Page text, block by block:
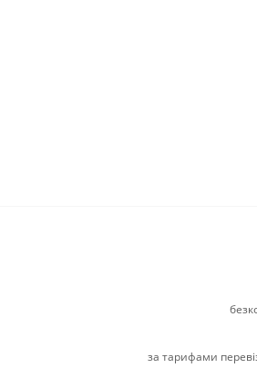
за тарифами